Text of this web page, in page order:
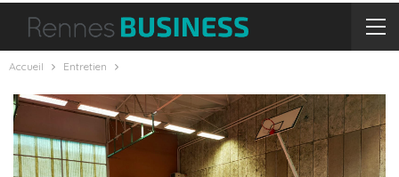
Accueil Entretien